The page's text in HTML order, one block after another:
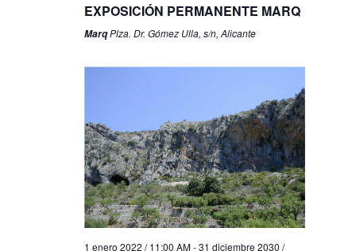
EXPOSICIÓN PERMANENTE MARQ
MarqPlza. Dr. Gómez Ulla, s/n, Alicante
1 enero 2022 / 11:00 AM-31 diciembre 2030 /